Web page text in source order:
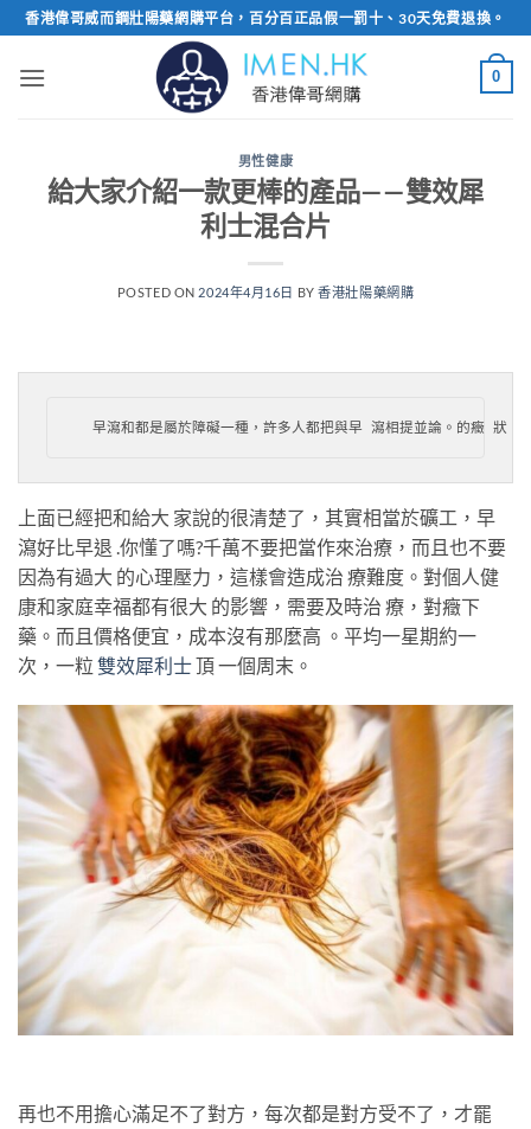
Skip
to
content
香港偉哥威而鋼壯陽藥網購平台，百分百正品假一罰十、30天免費退換。
0
男性健康
給大家介紹一款更棒的產品——雙效犀
利士混合片
POSTED ON 2024年4月16日 BY香港壯陽藥網購
早瀉和都是屬於障礙一種，許多人都把與早 瀉相提並論。的癥 狀
上面已經把和給大 家說的很清楚了，其實相當於礦工，早
瀉好比早退 .你懂了嗎?千萬不要把當作來治療，而且也不要
因為有過大 的心理壓力，這樣會造成治 療難度。對個人健
康和家庭幸福都有很大 的影響，需要及時治 療，對癥下
藥。而且價格便宜，成本沒有那麼高 。平均一星期約一
次，一粒 雙效犀利 士頂 一個周末。
再也不用擔心滿足不了對方，每次都是對方受不了，才罷